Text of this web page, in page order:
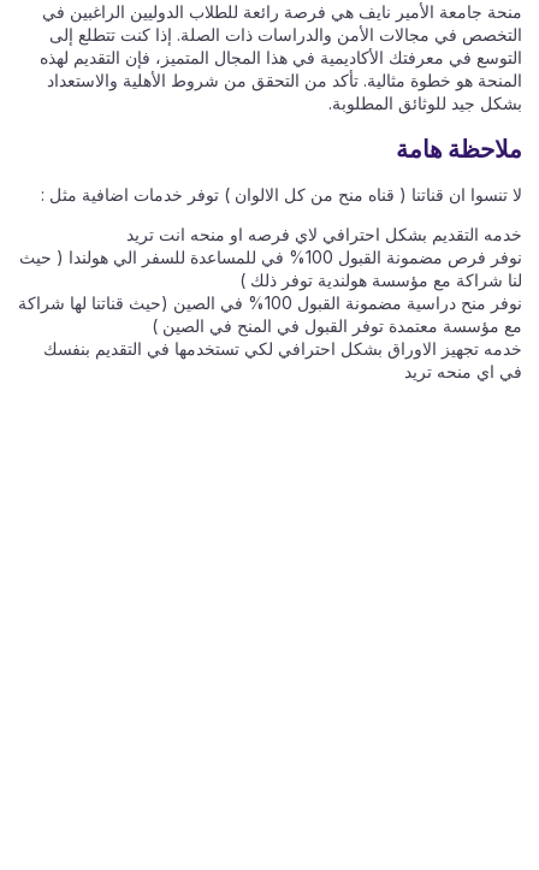
منحة جامعة الأمير نايف هي فرصة رائعة للطلاب الدوليين الراغبين في
التخصص في مجالات الأمن والدراسات ذات الصلة. إذا كنت تتطلع إلى
التوسع في معرفتك الأكاديمية في هذا المجال المتميز، فإن التقديم لهذه
المنحة هو خطوة مثالية. تأكد من التحقق من شروط الأهلية والاستعداد
بشكل جيد للوثائق المطلوبة.
ملاحظة هامة
لا تنسوا ان قناتنا ( قناه منح من كل الالوان ) توفر خدمات اضافية مثل :
خدمه التقديم بشكل احترافي لاي فرصه او منحه انت تريد
نوفر فرص مضمونة القبول 100% في للمساعدة للسفر الي هولندا ( حيث
لنا شراكة مع مؤسسة هولندية توفر ذلك )
نوفر منح دراسية مضمونة القبول 100% في الصين (حيث قناتنا لها شراكة
مع مؤسسة معتمدة توفر القبول في المنح في الصين )
خدمه تجهيز الاوراق بشكل احترافي لكي تستخدمها في التقديم بنفسك
في اي منحه تريد